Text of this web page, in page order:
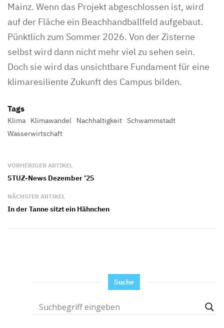
Mainz. Wenn das Projekt abgeschlossen ist, wird
auf der Fläche ein Beachhandballfeld aufgebaut.
Pünktlich zum Sommer 2026. Von der Zisterne
selbst wird dann nicht mehr viel zu sehen sein.
Doch sie wird das unsichtbare Fundament für eine
klimaresiliente Zukunft des Campus bilden.
Tags
Klima Klimawandel Nachhaltigkeit Schwammstadt
Wasserwirtschaft
VORHERIGER ARTIKEL
STUZ-News Dezember ’25
NÄCHSTER ARTIKEL
In der Tanne sitzt ein Hähnchen
Suche